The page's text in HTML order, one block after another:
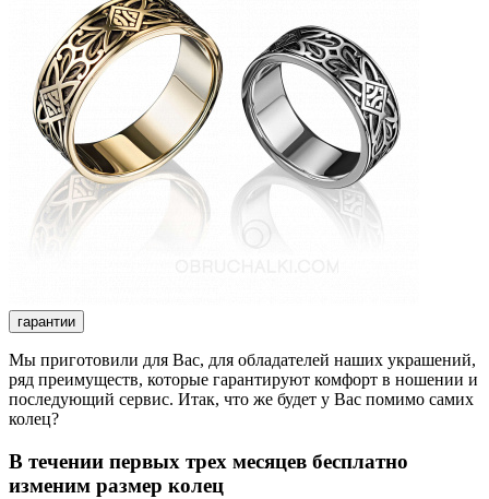
гарантии
Мы приготовили для Вас, для обладателей наших украшений,
ряд преимуществ, которые гарантируют комфорт в ношении и
последующий сервис. Итак, что же будет у Вас помимо самих
колец?
В течении первых трех месяцев бесплатно
изменим размер колец